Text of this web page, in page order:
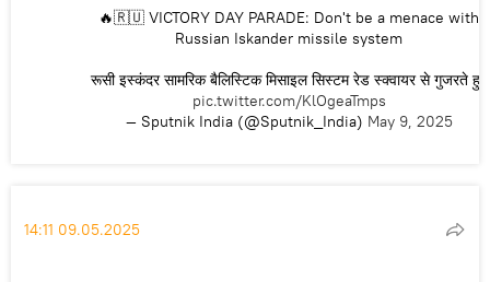
🔥🇷🇺 VICTORY DAY PARADE: Don't be a menace with
Russian Iskander missile system
रूसी इस्कंदर सामरिक बैलिस्टिक मिसाइल सिस्टम रेड स्क्वायर से गुजरते हुए
pic.twitter.com/KlOgeaTmps
— Sputnik India (@Sputnik_India) May 9, 2025
14:11 09.05.2025